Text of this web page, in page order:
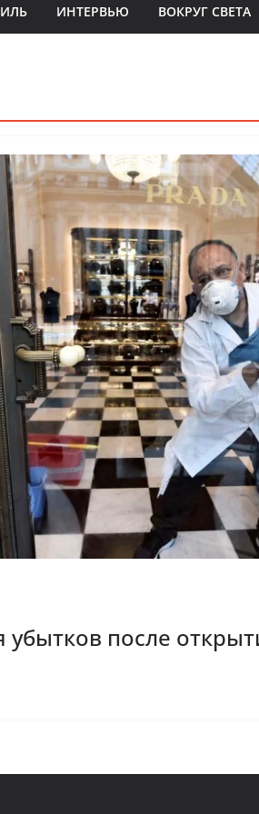
ИНТЕРВЬЮ ВОКРУГ СВЕТА
после